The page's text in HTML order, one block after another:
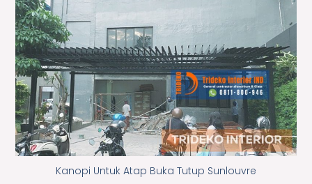
Kanopi Untuk Atap Buka Tutup Sunlouvre